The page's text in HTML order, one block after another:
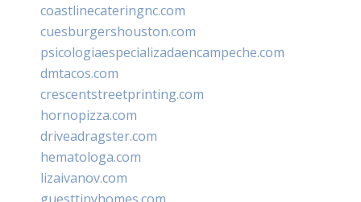
coastlinecateringnc.com
cuesburgershouston.com
psicologiaespecializadaencampeche.com
dmtacos.com
crescentstreetprinting.com
hornopizza.com
driveadragster.com
hematologa.com
lizaivanov.com